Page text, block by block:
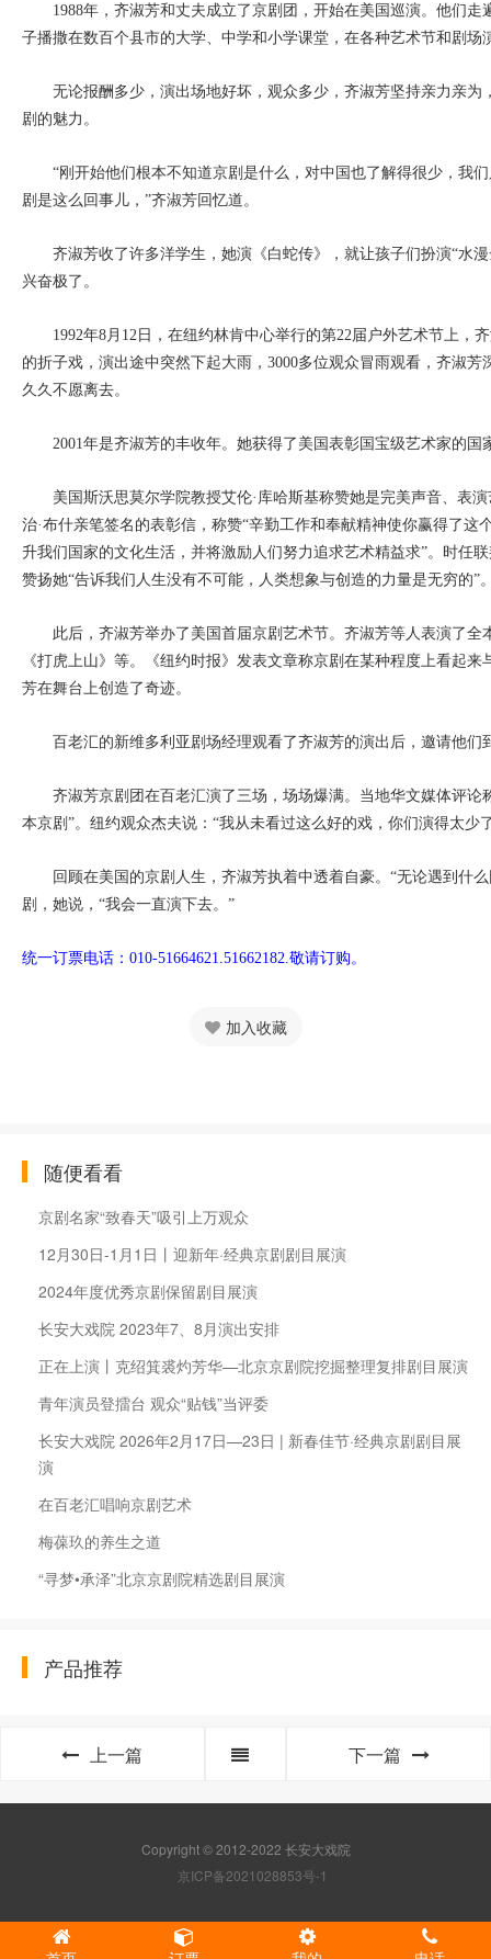
1988年，齐淑芳和丈夫成立了京剧团，开始在美国巡演。他们走
子播撒在数百个县市的大学、中学和小学课堂，在各种艺术节和剧场
无论报酬多少，演出场地好坏，观众多少，齐淑芳坚持亲力亲为
剧的魅力。
“刚开始他们根本不知道京剧是什么，对中国也了解得很少，我们
剧是这么回事儿，”齐淑芳回忆道。
齐淑芳收了许多洋学生，她演《白蛇传》，就让孩子们扮演“水漫
兴奋极了。
1992年8月12日，在纽约林肯中心举行的第22届户外艺术节上，
的折子戏，演出途中突然下起大雨，3000多位观众冒雨观看，齐淑
久久不愿离去。
2001年是齐淑芳的丰收年。她获得了美国表彰国宝级艺术家的国
美国斯沃思莫尔学院教授艾伦·库哈斯基称赞她是完美声音、表演
治·布什亲笔签名的表彰信，称赞“辛勤工作和奉献精神使你赢得了这
升我们国家的文化生活，并将激励人们努力追求艺术精益求”。时任
赞扬她“告诉我们人生没有不可能，人类想象与创造的力量是无穷的”
此后，齐淑芳举办了美国首届京剧艺术节。齐淑芳等人表演了全
《打虎上山》等。《纽约时报》发表文章称京剧在某种程度上看起
芳在舞台上创造了奇迹。
百老汇的新维多利亚剧场经理观看了齐淑芳的演出后，邀请他们
齐淑芳京剧团在百老汇演了三场，场场爆满。当地华文媒体评论
本京剧”。纽约观众杰夫说：“我从未看过这么好的戏，你们演得太少
回顾在美国的京剧人生，齐淑芳执着中透着自豪。“无论遇到什么
剧，她说，“我会一直演下去。”
统一订票电话：010-51664621.51662182.敬请订购。
加入收藏
随便看看
京剧名家“致春天”吸引上万观众
12月30日-1月1日丨迎新年·经典京剧剧目展演
2024年度优秀京剧保留剧目展演
长安大戏院 2023年7、8月演出安排
正在上演丨克绍箕裘灼芳华—北京京剧院挖掘整理复排剧目展演
青年演员登擂台 观众“贴钱”当评委
长安大戏院 2026年2月17日—23日 | 新春佳节·经典京剧剧目展
演
在百老汇唱响京剧艺术
梅葆玖的养生之道
“寻梦•承泽”北京京剧院精选剧目展演
产品推荐
上一篇 下一篇
Copyright © 2012-2022 长安大戏院
京ICP备2021028853号-1